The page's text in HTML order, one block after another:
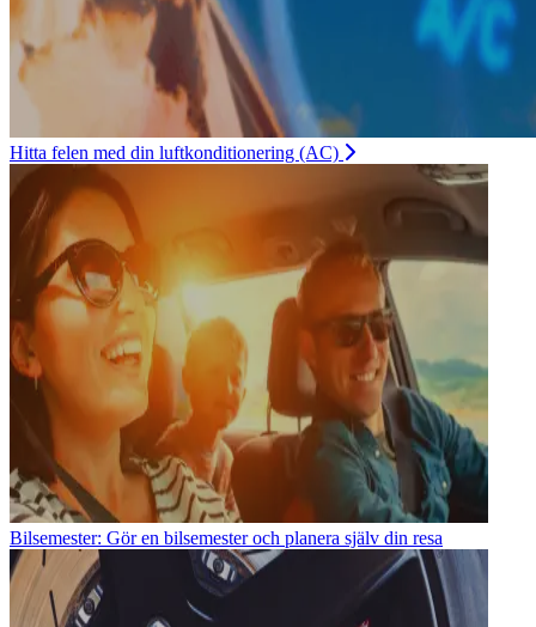
Hitta felen med din luftkonditionering (AC)
Bilsemester: Gör en bilsemester och planera själv din resa